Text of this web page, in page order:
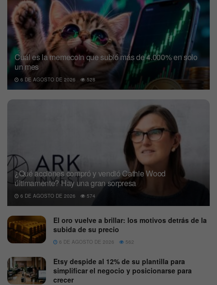
Cuál es la memecoin que subió más de 4.000% en solo
un mes
6 DE AGOSTO DE 2026 528
¿Qué acciones compró y vendió Cathie Wood
últimamente? Hay una gran sorpresa
6 DE AGOSTO DE 2026 574
El oro vuelve a brillar: los motivos detrás de la
subida de su precio
6 DE AGOSTO DE 2026 562
Etsy despide al 12% de su plantilla para
simplificar el negocio y posicionarse para
crecer